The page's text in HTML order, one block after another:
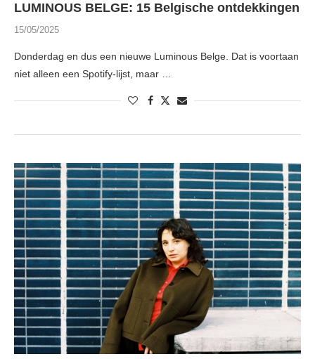
LUMINOUS BELGE: 15 Belgische ontdekkingen
15/05/2025
Donderdag en dus een nieuwe Luminous Belge. Dat is voortaan
niet alleen een Spotify-lijst, maar …